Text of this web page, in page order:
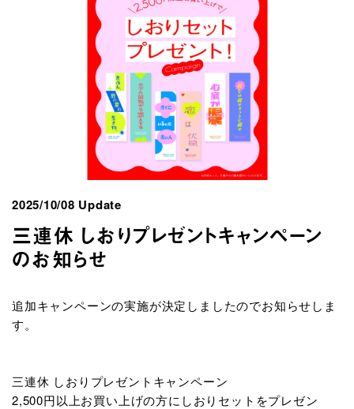
2025/10/08 Update
三連休 しおりプレゼントキャンペーン
のお知らせ
追加キャンペーンの実施が決定しましたのでお知らせしま
す。
三連休 しおりプレゼントキャンペーン
2,500円以上お買い上げの方にしおりセットをプレゼン